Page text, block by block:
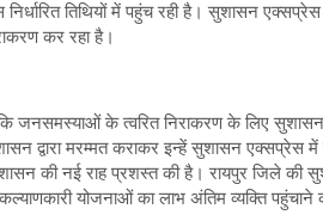
तिथियों में पहुंच रही है। सुशासन
कर रहा है।
कि जनसमस्याओं के त्वरित निराकरण के लिए
द्वारा मरम्मत कराकर इन्हें सुशासन एक्सप्रेस में
की नई राह प्रशस्त की है। रायपुर जिले
योजनाओं का लाभ अंतिम व्यक्ति